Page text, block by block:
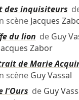
des inquisiteurs
scène Jacques
du lion de Guy
Zabor
de Marie
scène Guy Vassal
l'Ours de Guy